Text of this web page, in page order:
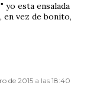
yo esta ensalada
en vez de bonito,
de 2015 a las 18:40